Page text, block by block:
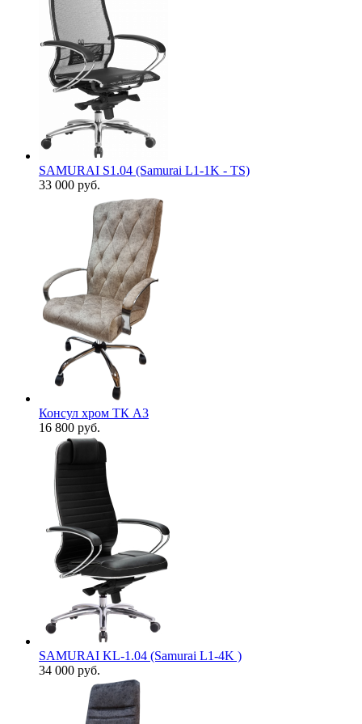
SAMURAI S1.04 (Samurai L1-1K - TS)
33 000 руб.
Консул хром ТК А3
16 800 руб.
SAMURAI KL-1.04 (Samurai L1-4K )
34 000 руб.